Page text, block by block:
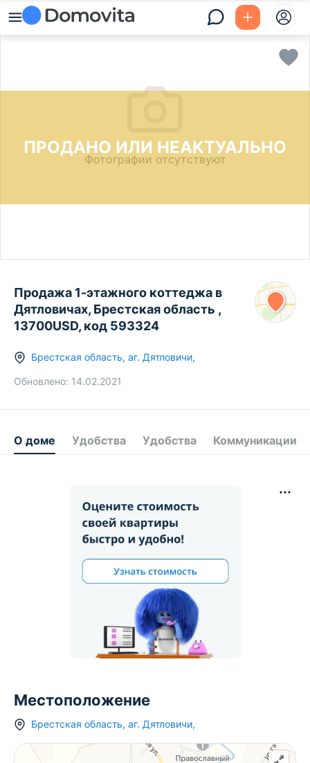
ПРОДАНО ИЛИ НЕАКТУАЛЬНО
Фотографии отсутствуют
Продажа 1-этажного коттеджа в
Дятловичах, Брестская область ,
13700USD, код 593324
Брестская область, аг. Дятловичи,
Обновлено: 14.02.2021
О доме Удобства Удобства Коммуникации
Местоположение
Брестская область, аг. Дятловичи,